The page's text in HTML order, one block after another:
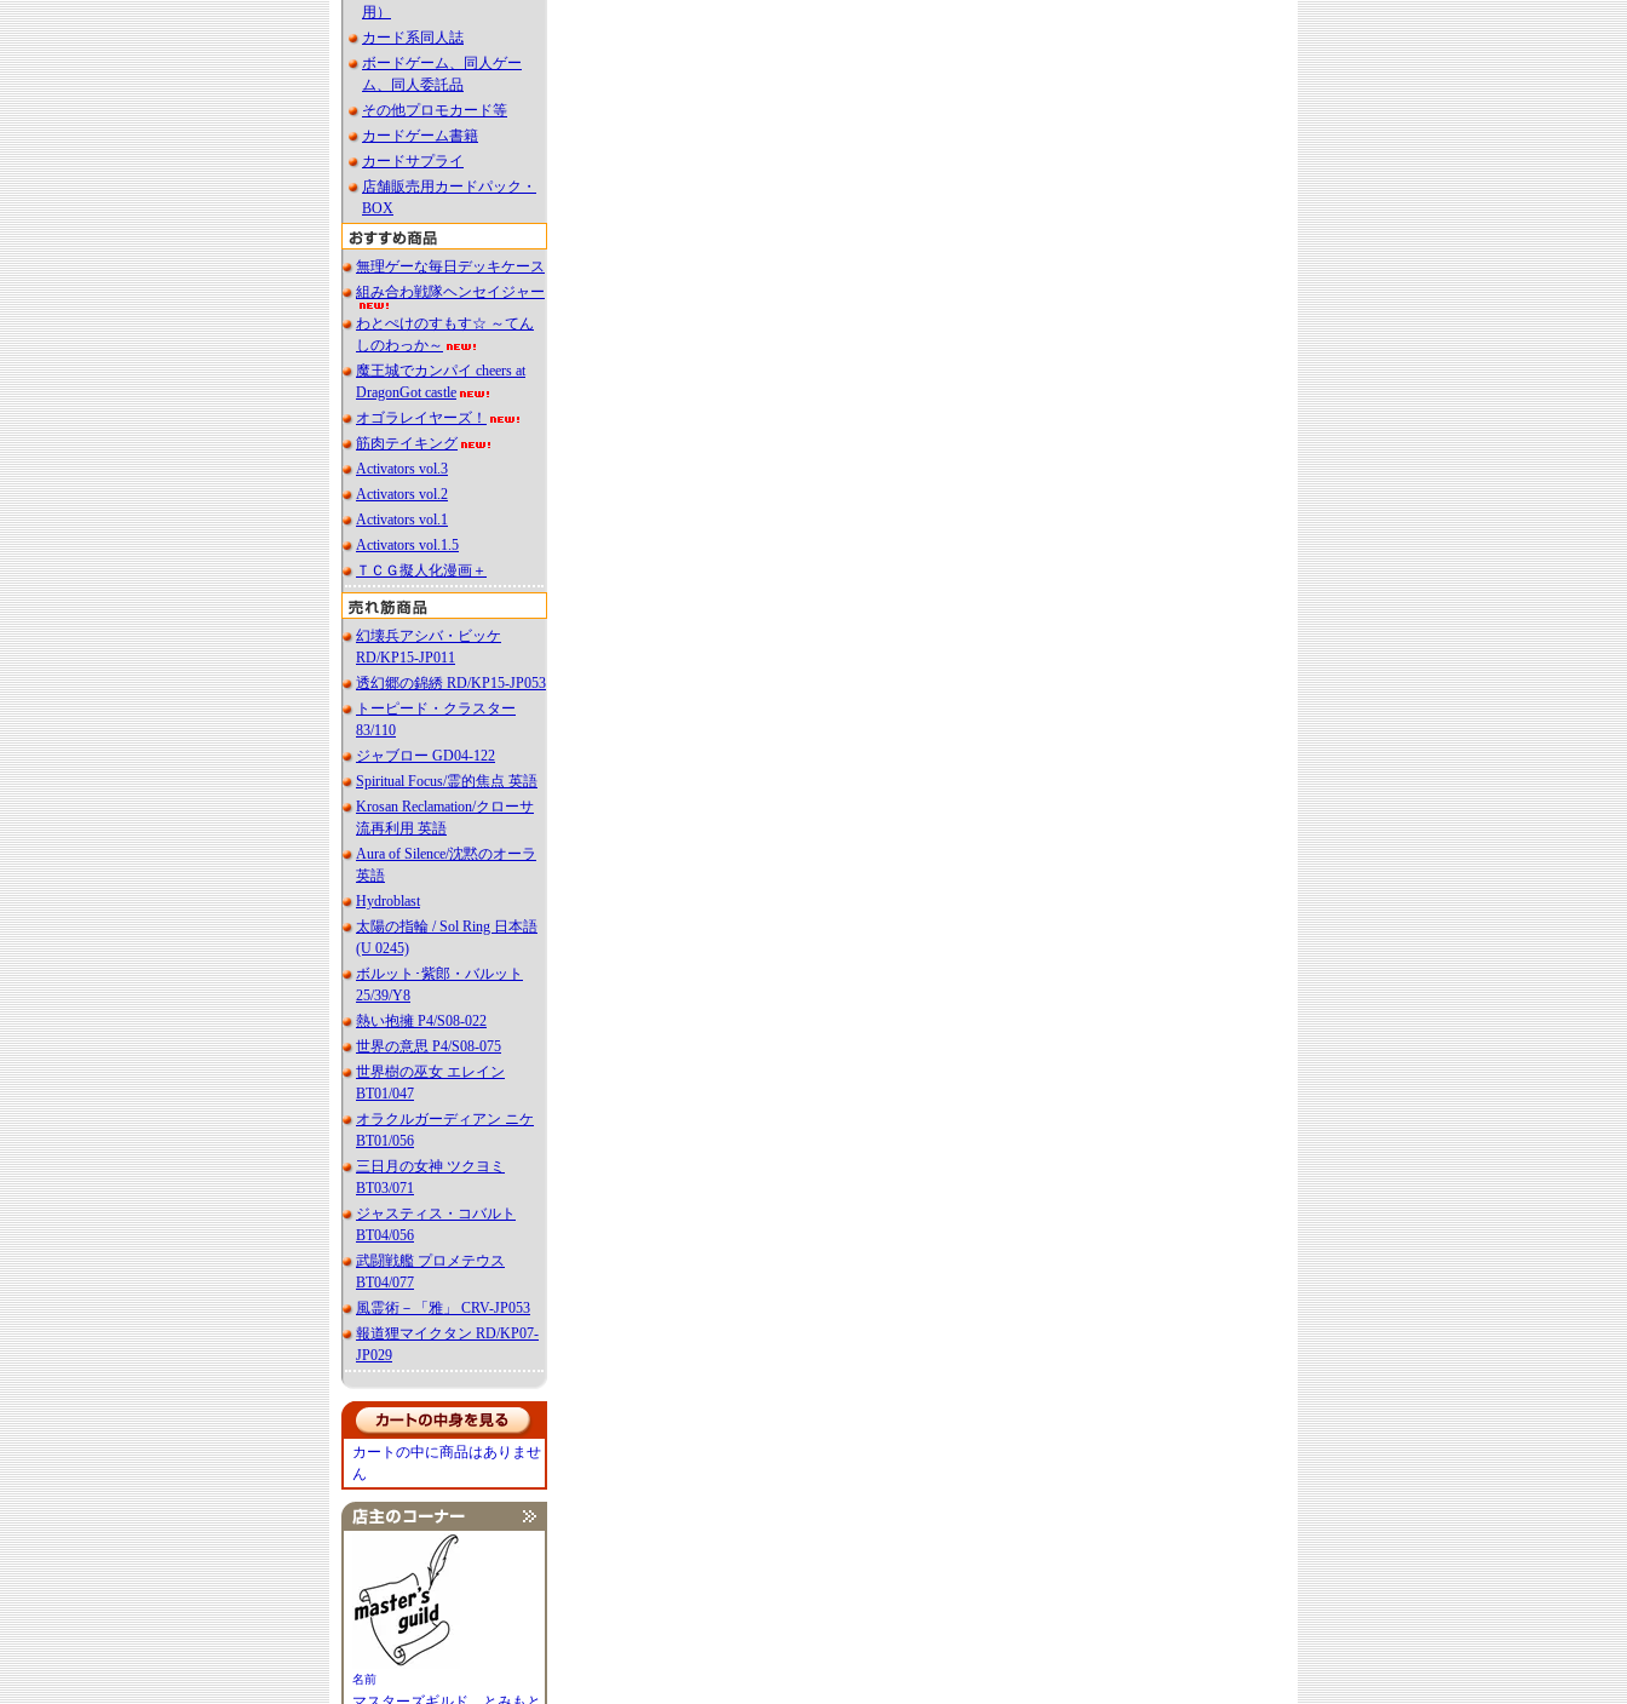
用）
カード系同人誌
ボードゲーム、同人ゲー
ム、同人委託品
その他プロモカード等
カードゲーム書籍
カードサプライ
店舗販売用カードパック・
BOX
無理ゲーな毎日デッキケース
組み合わ戦隊ヘンセイジャー
わとぺけのすもす☆ ～てん
しのわっか～
魔王城でカンパイ cheers at
DragonGot castle
オゴラレイヤーズ！
筋肉テイキング
Activators vol.3
Activators vol.2
Activators vol.1
Activators vol.1.5
ＴＣＧ擬人化漫画＋
幻壊兵アシバ・ビッケ
RD/KP15-JP011
透幻郷の錦綉 RD/KP15-JP053
トーピード・クラスター
83/110
ジャブロー GD04-122
Spiritual Focus/霊的焦点 英語
Krosan Reclamation/クローサ
流再利用 英語
Aura of Silence/沈黙のオーラ
英語
Hydroblast
太陽の指輪 / Sol Ring 日本語
(U 0245)
ボルット･紫郎・バルット
25/39/Y8
熱い抱擁 P4/S08-022
世界の意思 P4/S08-075
世界樹の巫女 エレイン
BT01/047
オラクルガーディアン ニケ
BT01/056
三日月の女神 ツクヨミ
BT03/071
ジャスティス・コバルト
BT04/056
武闘戦艦 プロメテウス
BT04/077
風霊術－「雅」 CRV-JP053
報道狸マイクタン RD/KP07-
JP029
カートの中に商品はありませ
ん
名前